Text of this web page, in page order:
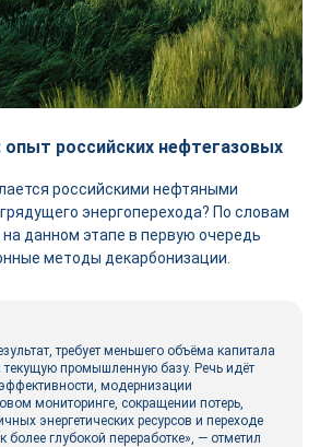
опыт российских нефтегазовых
российскими нефтяными
энергоперехода? По словам
данном этапе в первую очередь
методы декарбонизации.
требует меньшего объёма капитала
промышленную базу. Речь идёт
модернизации
мониторинге, сокращении потерь,
энергетических ресурсов и переходе
более глубокой переработке», — отметил